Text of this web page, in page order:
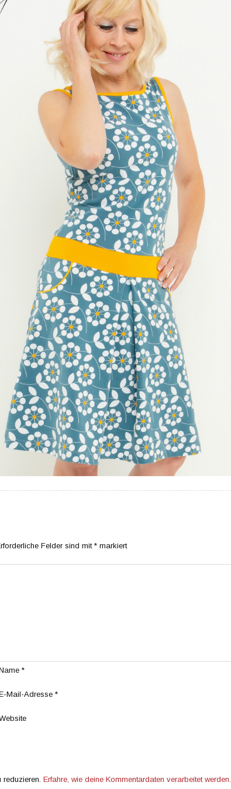
Felder sind mit* markiert
*
Mail-Adresse *
Erfahre, wie deine Kommentardaten verarbeitet werden.